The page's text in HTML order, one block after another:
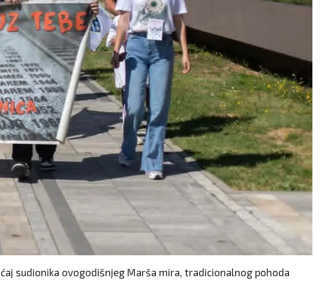
sudionika ovogodišnjeg Marša mira, tradicionalnog pohoda